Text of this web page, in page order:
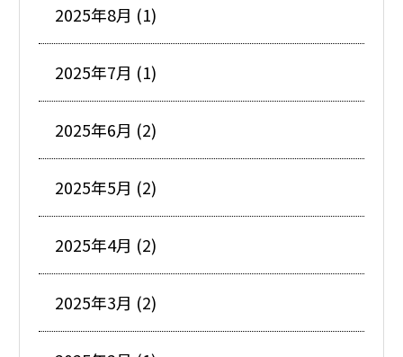
2025年8月 (1)
2025年7月 (1)
2025年6月 (2)
2025年5月 (2)
2025年4月 (2)
2025年3月 (2)